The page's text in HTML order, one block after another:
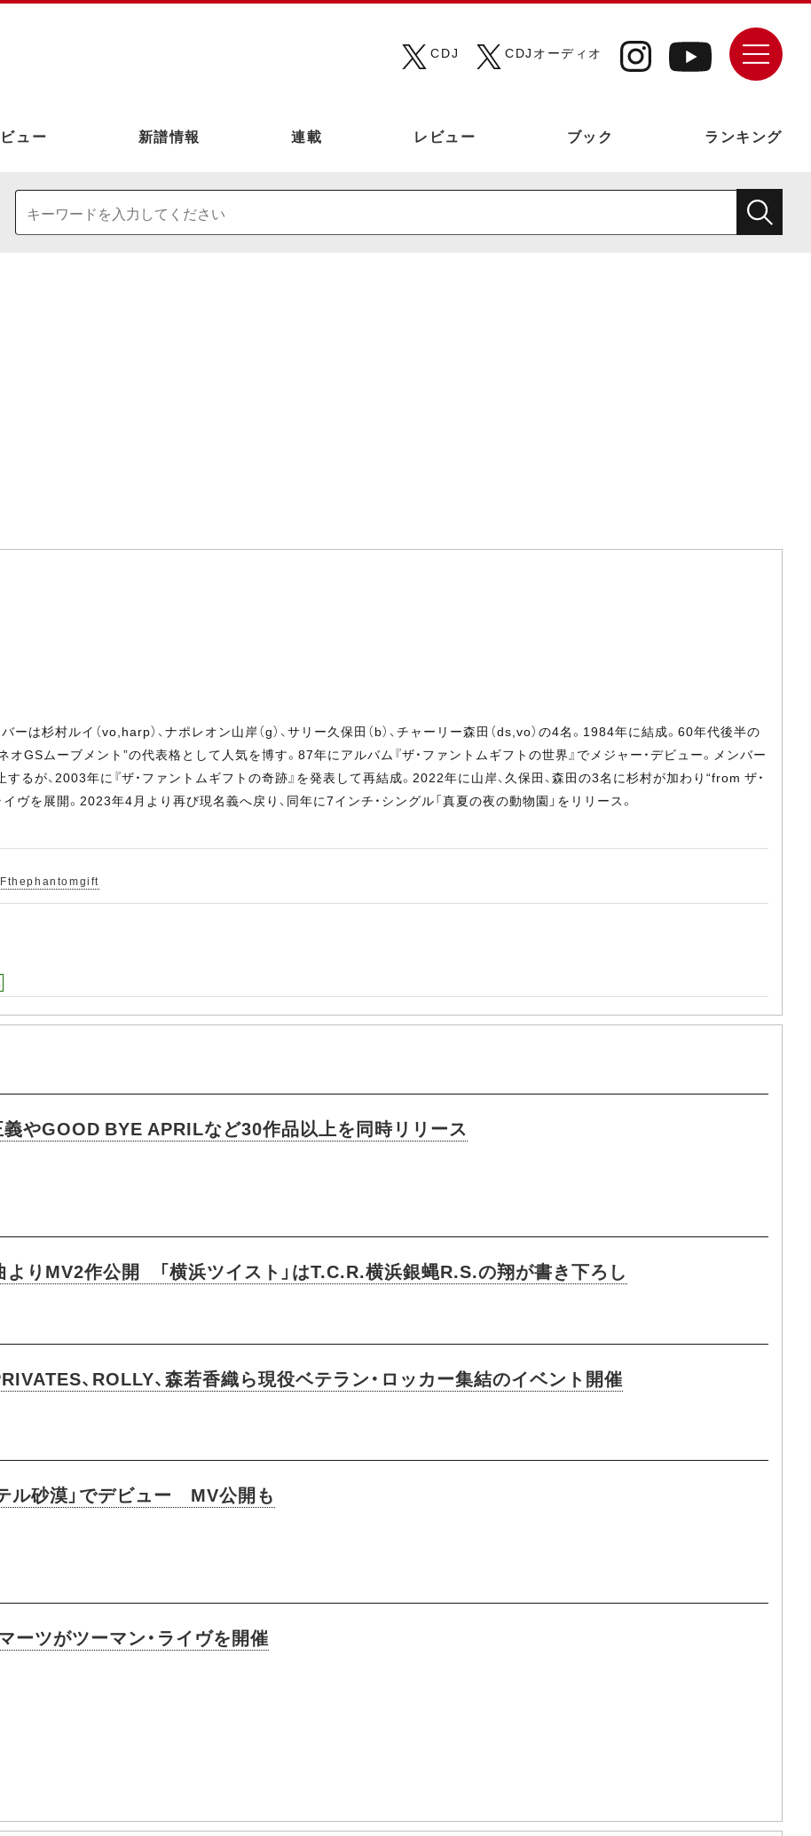
CDJ
CDJオーディオ
ュー 新譜情報 連載 レビュー ブック ランキング
ーは杉村ルイ（vo,harp）、ナポレオン山岸（g）、サリー久保田（b）、チャーリー森田（ds,vo）の4名。1984年に結成。60年代後半の
オGSムーブメント”の代表格として人気を博す。87年にアルバム『ザ・ファントムギフトの世界』でメジャー・デビュー。メンバー
るが、2003年に『ザ・ファントムギフトの奇跡』を発表して再結成。2022年に山岸、久保田、森田の3名に杉村が加わり“from ザ・
ヴを展開。2023年4月より再び現名義へ戻り、同年に7インチ・シングル「真夏の夜の動物園」をリリース。
義やGOOD BYE APRILなど30作品以上を同時リリース
よりMV2作公開 「横浜ツイスト」はT.C.R.横浜銀蝿R.S.の翔が書き下ろし
、ROLLY、森若香織ら現役ベテラン・ロッカー集結のイベント開催
ル砂漠」でデビュー MV公開も
ーツがツーマン・ライヴを開催